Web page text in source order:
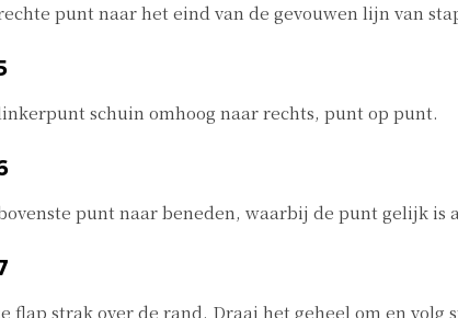
punt naar het eind van de gevouwen lijn van
schuin omhoog naar rechts, punt op punt.
punt naar beneden, waarbij de punt gelijk is
flap strak over de rand. Draai het geheel om en volg